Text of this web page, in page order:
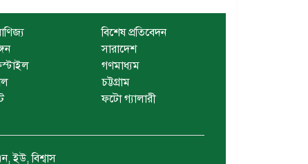
বিশেষ প্রতিবেদন
সারাদেশ
গণমাধ্যম
চট্টগ্রাম
ফটো গ্যালারী
ইউ, বিশ্বাস